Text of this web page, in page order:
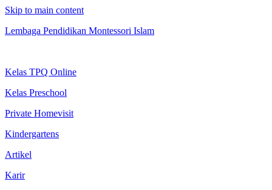
Skip to main content
Lembaga Pendidikan Montessori Islam
Kelas TPQ Online
Kelas Preschool
Private Homevisit
Kindergartens
Artikel
Karir